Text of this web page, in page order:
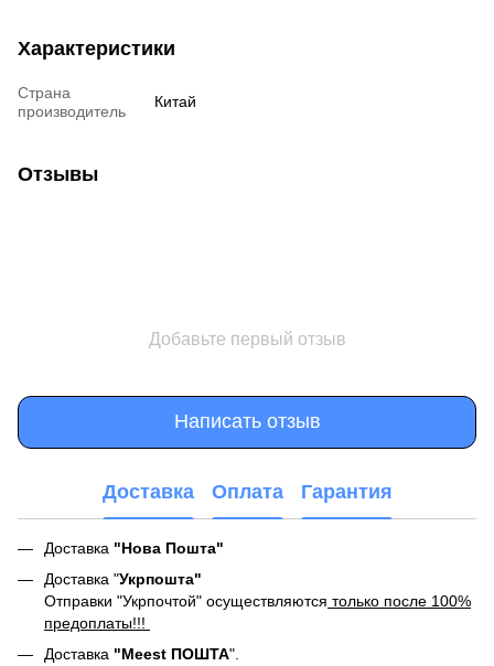
Характеристики
Страна
производитель
Китай
Отзывы
Добавьте первый отзыв
Написать отзыв
Доставка Оплата Гарантия
Доставка "Нова Пошта"
Доставка "Укрпошта"
Отправки "Укрпочтой" осуществляются только после 100%
предоплаты!!!
Доставка "Meest ПОШТА".